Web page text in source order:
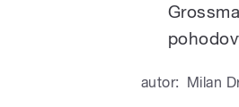
autor: Milan